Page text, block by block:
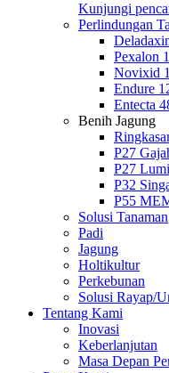
Kunjungi
Perlindungan
Pexalon
Novixid
Endure
Entecta
Benih Jagung
P27
P27
P32
P55
Solusi Tanaman
Padi
Jagung
Holtikultur
Perkebunan
Solusi Rayap/
Tentang Kami
Inovasi
Keberlanjutan
Masa Depan